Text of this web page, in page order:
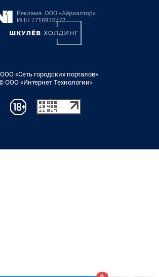
«Сеть городских порталов»
ООО «Интернет Технологии»